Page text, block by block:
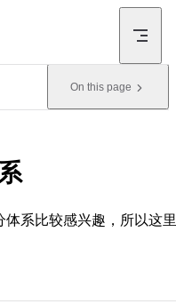
On this page
体系比较感兴趣，所以这里